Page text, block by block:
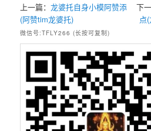
上一篇：龙婆托自身小模阿赞添
(阿赞tim龙婆托)
下一
点
微信号:TFLY266 (长按可复制)